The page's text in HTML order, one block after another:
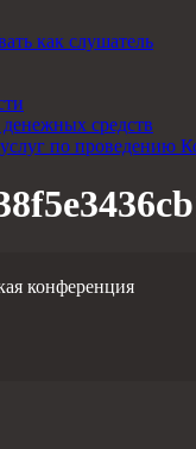
как слушатель
средств
по проведению
конференция